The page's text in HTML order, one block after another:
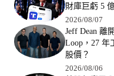
財庫巨虧 5
2026/08/07
Jeff Dean 離
Loop，27 年
股價？
2026/08/06